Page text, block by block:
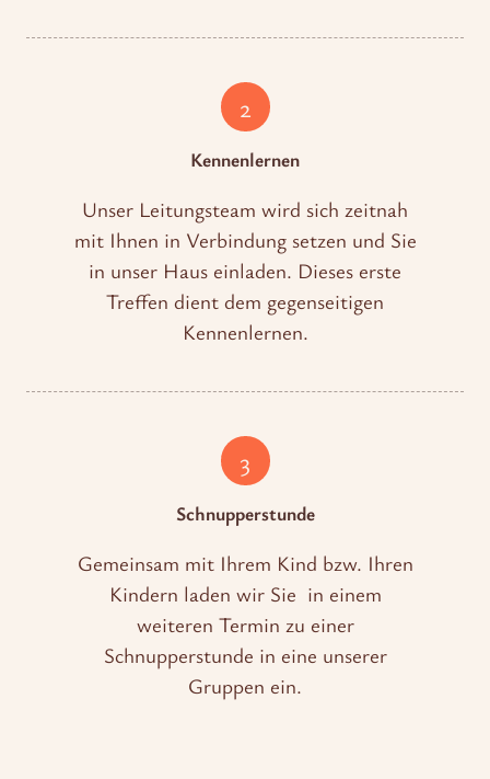
2
Kennenlernen
Unser Leitungsteam wird sich zeitnah
mit Ihnen in Verbindung setzen und Sie
in unser Haus einladen. Dieses erste
Treffen dient dem gegenseitigen
Kennenlernen.
3
Schnupperstunde
Gemeinsam mit Ihrem Kind bzw. Ihren
Kindern laden wir Sie in einem
weiteren Termin zu einer
Schnupperstunde in eine unserer
Gruppen ein.